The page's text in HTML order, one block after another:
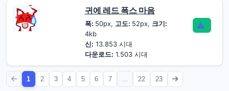
귀에 레드 폭스 마음
폭: 50px, 고도: 52px, 크기:
4kb
신: 13.853 시대
다운로드: 1.503 시대
1 2 3 4 5 6 7 22 23